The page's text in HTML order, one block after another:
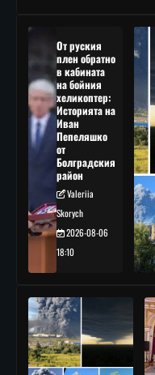
От руския
плен обратно
в кабината
на бойния
хеликоптер:
Историята на
Иван
Пепеляшко
от
Болградския
район
Valeriia
Skorych
2026-08-06
18:10